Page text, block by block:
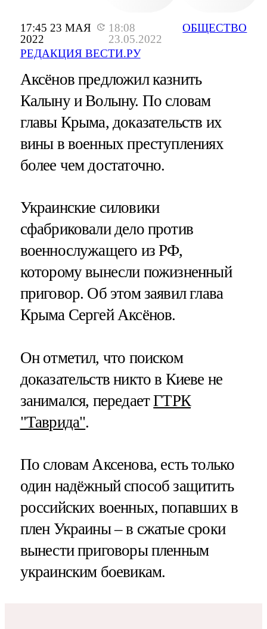
17:45 23 МАЯ
2022
18:08
23.05.2022
РЕДАКЦИЯ ВЕСТИ.РУ
ОБЩЕСТВО
Аксёнов предложил казнить
Калыну и Волыну. По словам
главы Крыма, доказательств их
вины в военных преступлениях
более чем достаточно.
Украинские силовики
сфабриковали дело против
военнослужащего из РФ,
которому вынесли пожизненный
приговор. Об этом заявил глава
Крыма Сергей Аксёнов.
Он отметил, что поиском
доказательств никто в Киеве не
занимался, передаетГТРК
"Таврида".
По словам Аксенова, есть только
один надёжный способ защитить
российских военных, попавших в
плен Украины – в сжатые сроки
вынести приговоры пленным
украинским боевикам.